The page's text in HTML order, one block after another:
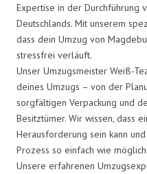
Expertise in der Durchführung
Deutschlands. Mit unserem
dass dein Umzug von
stressfrei verläuft.
Unser Umzugsmeister Weiß-
deines Umzugs – von der
sorgfältigen Verpackung und
Besitztümer. Wir wissen, dass
Herausforderung sein kann
Prozess so einfach wie
Unsere erfahrenen